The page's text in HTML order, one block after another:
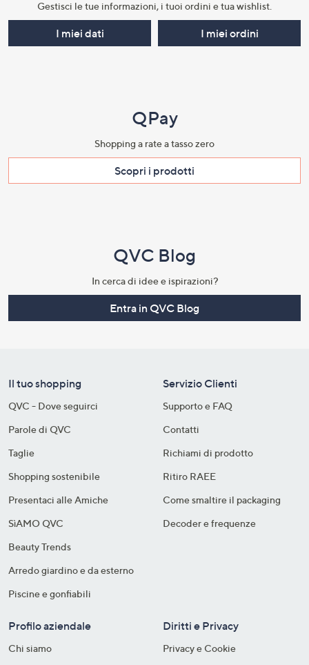
Gestisci le tue informazioni, i tuoi ordini e tua wishlist.​
I miei dati I miei ordini
QPay
Shopping a rate a tasso zero​
Scopri i prodotti​
QVC Blog
In cerca di idee e ispirazioni?
Entra in QVC Blog
Il tuo shopping
QVC - Dove seguirci
Parole di QVC
Taglie
Shopping sostenibile​
Presentaci alle Amiche
SìAMO QVC
Beauty Trends
Arredo giardino e da esterno
Piscine e gonfiabili
Servizio Clienti
Supporto e FAQ
Contatti
Richiami di prodotto
Ritiro RAEE
Come smaltire il packaging​
Decoder e frequenze​
Profilo aziendale
Chi siamo
Diritti e Privacy
Privacy e Cookie